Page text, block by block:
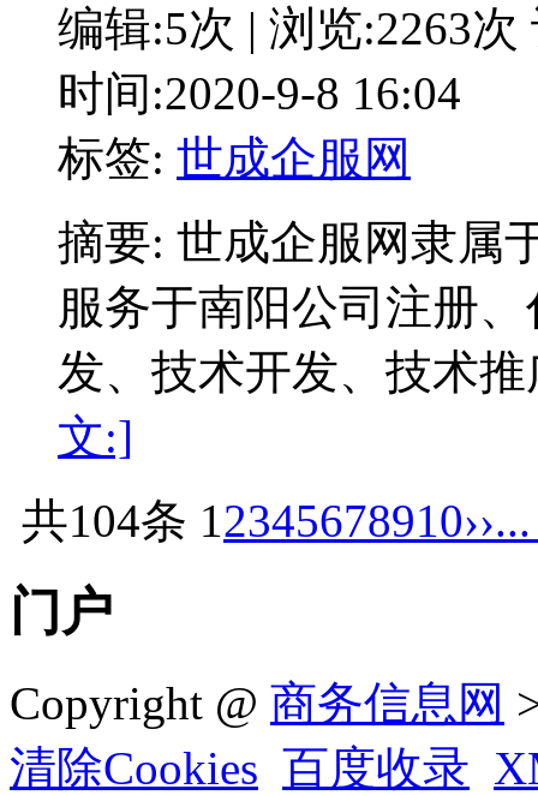
编辑:5次 | 浏览:2263次
时间:2020-9-8 16:04
标签: 世成企服网
摘要: 世成企服网隶属
服务于南阳公司注册
发、技术开发、技术
文:]
共104条 12345678910››
门户
Copyright @ 商务信息网
清除Cookies 百度收录